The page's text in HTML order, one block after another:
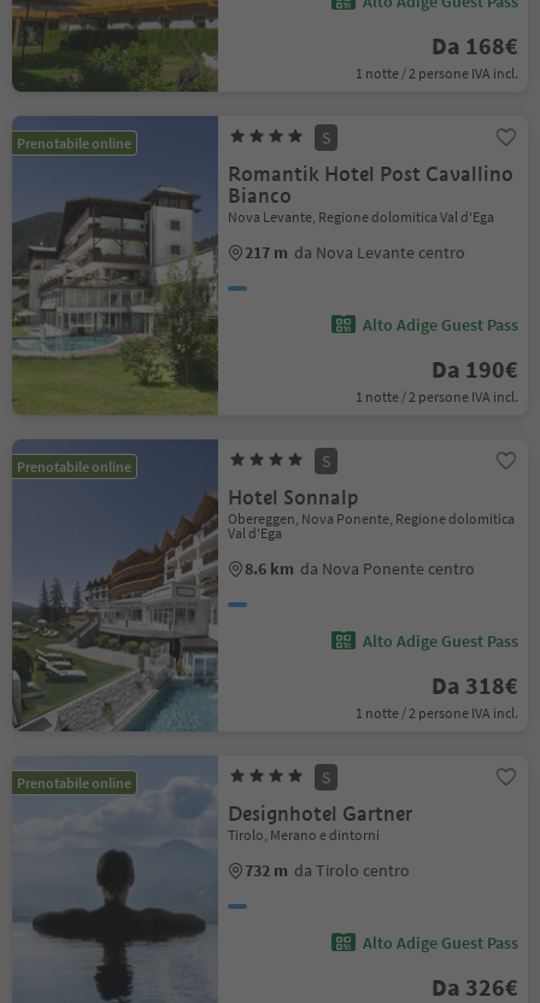
Da 168€
1 notte / 2 persone IVA incl.
Prenotabile online S
Romantik Hotel Post Cavallino
Bianco
Nova Levante, Regione dolomitica Val d'Ega
217 m da Nova Levante centro
Alto Adige Guest Pass
Da 190€
1 notte / 2 persone IVA incl.
Prenotabile online S
Hotel Sonnalp
Obereggen, Nova Ponente, Regione dolomitica
Val d'Ega
8.6 km da Nova Ponente centro
Alto Adige Guest Pass
Da 318€
1 notte / 2 persone IVA incl.
Prenotabile online S
Designhotel Gartner
Tirolo, Merano e dintorni
732 m da Tirolo centro
Alto Adige Guest Pass
Da 326€